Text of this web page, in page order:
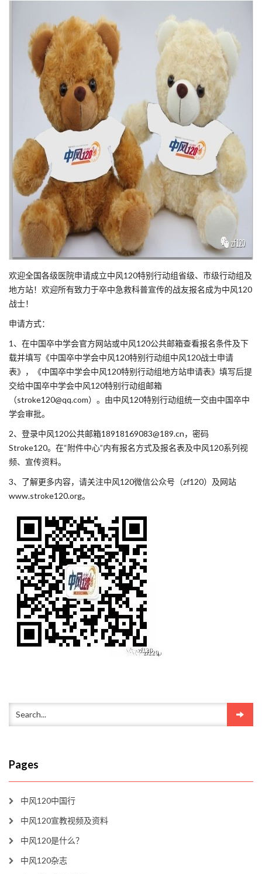
欢迎全国各级医院申请成立中风120特别行动组省级、市级行动组及
地方站！欢迎所有致力于卒中急救科普宣传的战友报名成为中风120
战士！
申请方式：
1、在中国卒中学会官方网站或中风120公共邮箱查看报名条件及下
载并填写《中国卒中学会中风120特别行动组中风120战士申请
表》，《中国卒中学会中风120特别行动组地方站申请表》填写后提
交给中国卒中学会中风120特别行动组邮箱
（stroke120@qq.com）。由中风120特别行动组统一交由中国卒中
学会审批。
2、登录中风120公共邮箱18918169083@189.cn，密码
Stroke120。在“附件中心”内有报名方式及报名表及中风120系列视
频、宣传资料。
3、了解更多内容，请关注中风120微信公众号（zf120）及网站
www.stroke120.org。
Pages
中风120中国行
中风120宣教视频及资料
中风120是什么？
中风120杂志